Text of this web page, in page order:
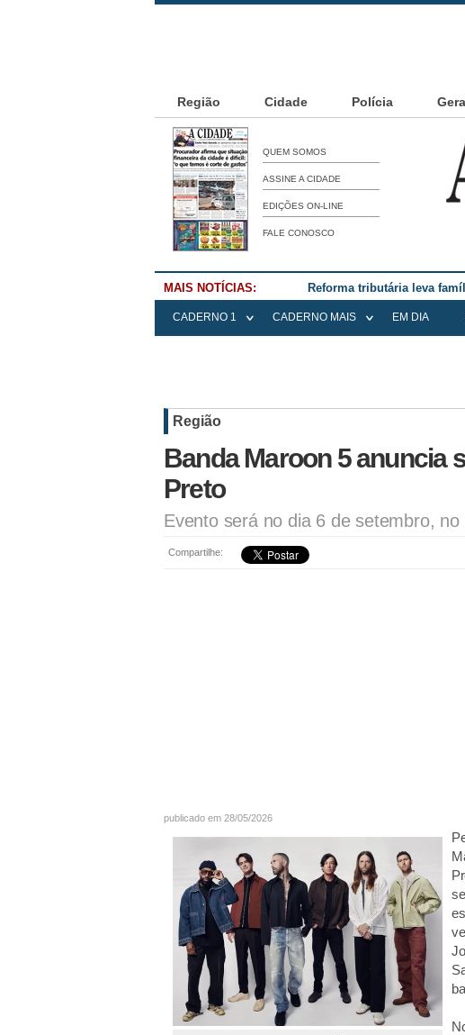
Região Cidade Polícia
QUEM SOMOS
ASSINE A CIDADE
EDIÇÕES ON-LINE
FALE CONOSCO
MAIS NOTÍCIAS: Reforma tributária leva
CADERNO 1 CADERNO MAIS EM DIA
Região
Banda Maroon 5 anuncia
Preto
Evento será no dia 6 de setembro,
Compartilhe:
publicado em 28/05/2026